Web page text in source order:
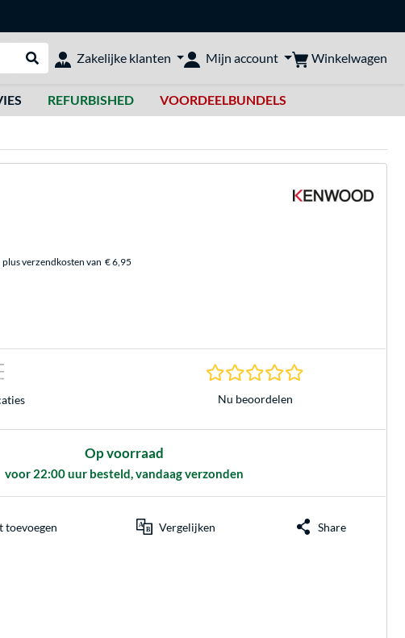
Webshop doorzoeken
Zakelijke klanten Mijn account Winkelwagen
REFURBISHED VOORDEELBUNDELS
plus verzendkosten van € 6,95
0.0 sterren
Nu beoordelen
Op voorraad
voor 22:00 uur besteld, vandaag verzonden
toevoegen Vergelijken Share